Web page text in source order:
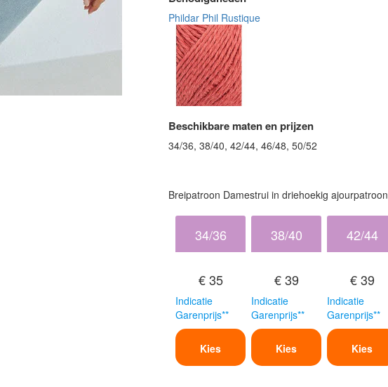
Phildar Phil Rustique
Beschikbare maten en prijzen
34/36, 38/40, 42/44, 46/48, 50/52
Breipatroon Damestrui in driehoekig ajourpatroon
34/36
€ 35
Indicatie
Garenprijs**
Kies
38/40
€ 39
Indicatie
Garenprijs**
Kies
42/44
€ 39
Indicatie
Garenprijs**
Kies